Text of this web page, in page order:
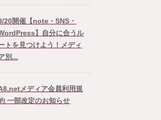
20開催【note・SNS・
】自分に合うル
トを見つけよう！メディ
別...
メディア会員利用規
一部改定のお知らせ